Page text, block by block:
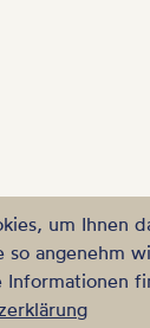
um Ihnen
so angenehm
Informationen